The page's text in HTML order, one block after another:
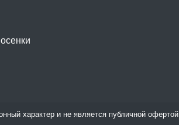
характер и не является публичной офертой